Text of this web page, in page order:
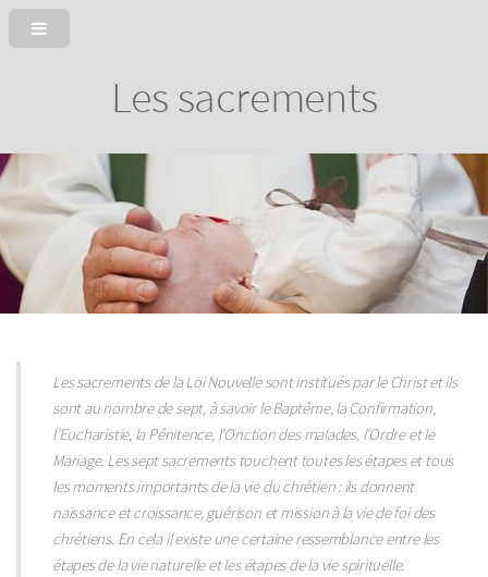
Les sacrements
Les sacrements de la Loi Nouvelle sont institués par le Christ et ils
sont au nombre de sept, à savoir le Baptême, la Confirmation,
l’Eucharistie, la Pénitence, l’Onction des malades, l’Ordre et le
Mariage. Les sept sacrements touchent toutes les étapes et tous
les moments importants de la vie du chrétien : ils donnent
naissance et croissance, guérison et mission à la vie de foi des
chrétiens. En cela il existe une certaine ressemblance entre les
étapes de la vie naturelle et les étapes de la vie spirituelle.